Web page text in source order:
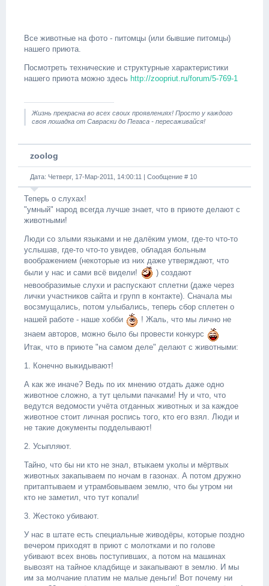
Все животные на фото - питомцы (или бывшие питомцы)
нашего приюта.
Посмотреть технические и структурные характеристики
нашего приюта можно здесь http://zoopriut.ru/forum/5-769-1
Жизнь прекрасна во всех своих проявлениях! Просто у каждого
своя лошадка от Савраски до Пегаса - пересаживайся!
zoolog
Дата: Четверг, 17-Мар-2011, 14:00:11 | Сообщение # 10
Теперь о слухах!
"умный" народ всегда лучше знает, что в приюте делают с
животными!
Люди со злыми языками и не далёким умом, где-то что-то
услышав, где-то что-то увидев, обладая больным
воображением (некоторые из них даже утверждают, что
были у нас и сами всё видели!
) создают
невообразимые слухи и распускают сплетни (даже через
лички участников сайта и групп в контакте). Сначала мы
восзмущались, потом улыбались, теперь сбор сплетен о
нашей работе - наше хобби
! Жаль, что мы лично не
знаем авторов, можно было бы провести конкурс
Итак, что в приюте "на самом деле" делают с животными:
1. Конечно выкидывают!
А как же иначе? Ведь по их мнению отдать даже одно
животное сложно, а тут целыми пачками! Ну и что, что
ведутся ведомости учёта отданных животных и за каждое
животное стоит личная роспись того, кто его взял. Люди и
не такие документы подделывают!
2. Усыпляют.
Тайно, что бы ни кто не знал, втыкаем уколы и мёртвых
животных закапываем по ночам в газонах. А потом дружно
притаптываем и утрамбовываем землю, что бы утром ни
кто не заметил, что тут копали!
3. Жестоко убивают.
У нас в штате есть специальные живодёры, которые поздно
вечером приходят в приют с молотками и по голове
убивают всех вновь поступивших, а потом на машинах
вывозят на тайное кладбище и закапывают в землю. И мы
им за молчание платим не малые деньги! Вот почему ни